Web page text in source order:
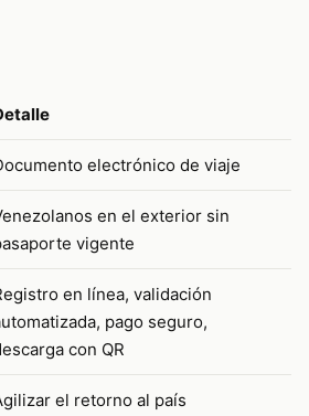
electrónico de viaje
en el exterior sin
vigente
en línea, validación
pago seguro,
con QR
el retorno al país